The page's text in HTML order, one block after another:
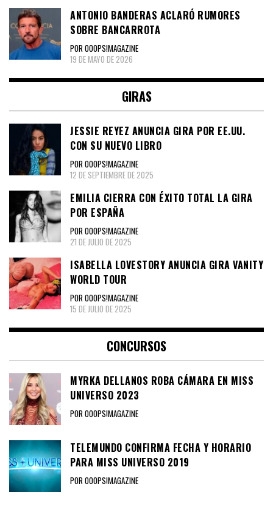
ANTONIO BANDERAS ACLARÓ RUMORES
SOBRE BANCARROTA
POR OOOPS!MAGAZINE
19 DE MAYO DE 2026
GIRAS
JESSIE REYEZ ANUNCIA GIRA POR EE.UU.
CON SU NUEVO LIBRO
POR OOOPS!MAGAZINE
12 DE SEPTIEMBRE DE 2025
EMILIA CIERRA CON ÉXITO TOTAL LA GIRA
POR ESPAÑA
POR OOOPS!MAGAZINE
21 DE JULIO DE 2025
ISABELLA LOVESTORY ANUNCIA GIRA VANITY
WORLD TOUR
POR OOOPS!MAGAZINE
15 DE JULIO DE 2025
CONCURSOS
MYRKA DELLANOS ROBA CÁMARA EN MISS
UNIVERSO 2023
POR OOOPS!MAGAZINE
TELEMUNDO CONFIRMA FECHA Y HORARIO
PARA MISS UNIVERSO 2019
POR OOOPS!MAGAZINE